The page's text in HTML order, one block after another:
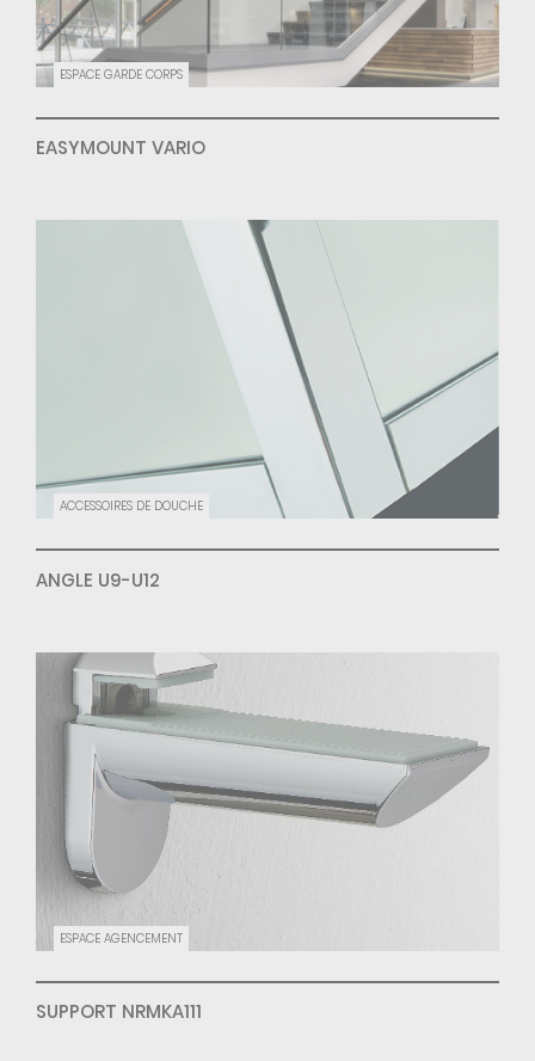
ESPACE GARDE CORPS
EASYMOUNT VARIO
ACCESSOIRES DE DOUCHE
ANGLE U9-U12
ESPACE AGENCEMENT
SUPPORT NRMKA111